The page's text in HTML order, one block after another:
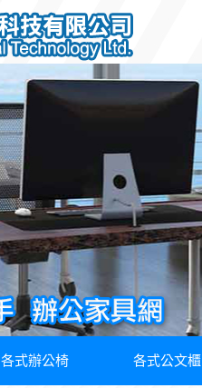
各式辦公椅 各式公文櫃